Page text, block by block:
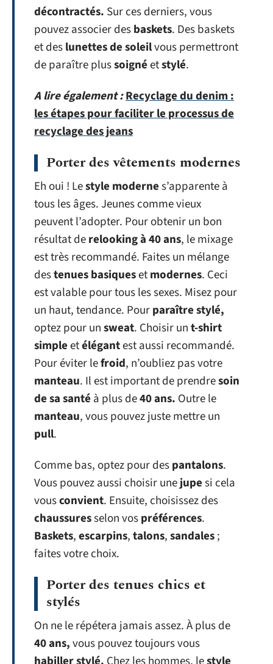
décontractés. Sur ces derniers, vous
pouvez associer desbaskets. Des baskets
et deslunettes de soleilvous permettront
de paraître plussoignéetstylé.
A lire également :Recyclage du denim :
les étapes pour faciliter le processus de
recyclage des jeans
Porter des vêtements modernes
Eh oui ! Lestyle modernes’apparente à
tous les âges. Jeunes comme vieux
peuvent l’adopter. Pour obtenir un bon
résultat derelooking à 40 ans, le mixage
est très recommandé. Faites un mélange
destenues basiquesetmodernes. Ceci
est valable pour tous les sexes. Misez pour
un haut, tendance. Pourparaître stylé,
optez pour unsweat. Choisir unt-shirt
simpleetélégantest aussi recommandé.
Pour éviter lefroid, n’oubliez pas votre
manteau. Il est important de prendresoin
de sa santé à plus de40 ans. Outre le
manteau, vous pouvez juste mettre un
pull.
Comme bas, optez pour despantalons.
Vous pouvez aussi choisir unejupesi cela
vousconvient. Ensuite, choisissez des
chaussuresselon vospréférences.
Baskets,escarpins,talons,sandales;
faites votre choix.
Porter des tenues chics et
stylés
On ne le répétera jamais assez. À plus de
40 ans,vous pouvez toujours vous